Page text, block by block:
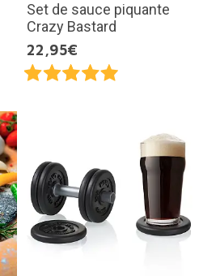
Set de sauce piquante
Crazy Bastard
22,95€